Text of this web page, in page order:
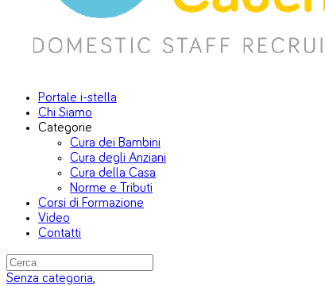
Portale i-stella
Chi Siamo
Categorie
Cura dei Bambini
Cura degli Anziani
Cura della Casa
Norme e Tributi
Corsi di Formazione
Video
Contatti
Senza categoria,